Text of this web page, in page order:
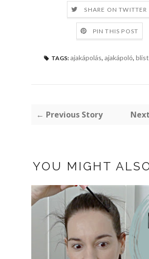
SHARE ON TWITTER
PIN THIS POST
TAGS: ajakápolás, ajakápoló,
← Previous Story
YOU MIGHT